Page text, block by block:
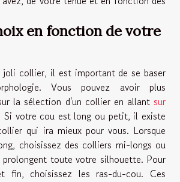
en fonction de votre
joli collier, il est important de se baser
Vous pouvez avoir plus
la sélection d'un collier en allant sur
Si votre cou est long ou petit, il existe
qui ira mieux pour vous. Lorsque
choisissez des colliers mi-longs ou
prolongent toute votre silhouette. Pour
fin, choisissez les ras-du-cou. Ces